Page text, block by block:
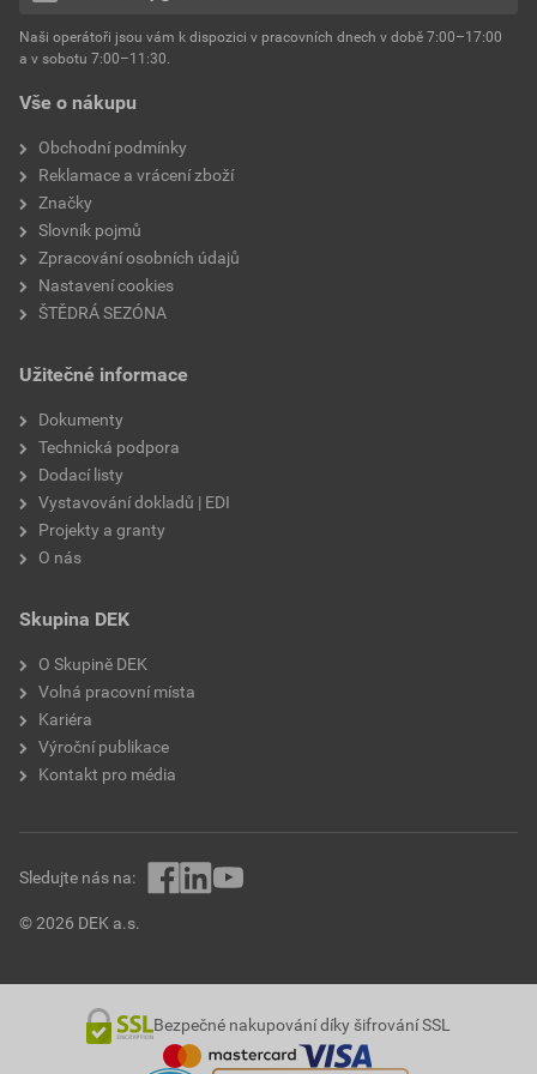
Environmentální prohlášení výrobku
Stáhnout
Velikost
hmotnost 25 kg
typ výrobku
faktor difuzního odporu
Vše o nákupu
Obchodní podmínky
Reklamace a vrácení zboží
Značky
Slovník pojmů
Zpracování osobních údajů
Nastavení cookies
ŠTĚDRÁ SEZÓNA
Užitečné informace
Dokumenty
Technická podpora
Dodací listy
Vystavování dokladů | EDI
Projekty a granty
O nás
Skupina DEK
O Skupině DEK
Volná pracovní místa
Kariéra
Výroční publikace
Kontakt pro média
Naši operátoři jsou vám k dispozici v pracovních dnech v době 7:00–17:00
a v sobotu 7:00–11:30.
© 2026 DEK a.s.
Sledujte nás na:
Bezpečné nakupování díky šifrování SSL